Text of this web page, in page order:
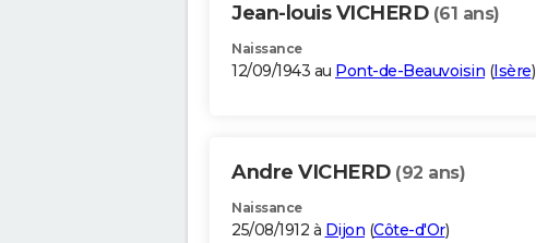
Jean-louis VICHERD (61 ans)
Naissance
12/09/1943 au Pont-de-Beauvoisin (Isère)
Andre VICHERD (92 ans)
Naissance
25/08/1912 à Dijon (Côte-d'Or)